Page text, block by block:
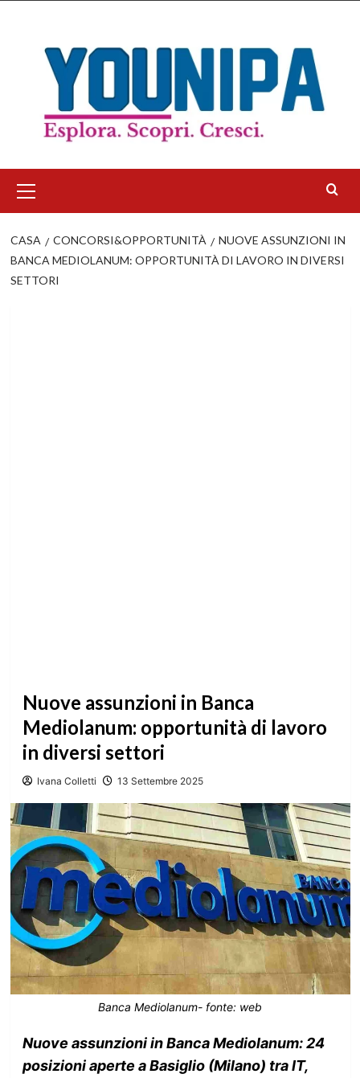
contenuto
principale
CASA CONCORSI&OPPORTUNITÀ
NUOVE ASSUNZIONI IN
BANCA MEDIOLANUM: OPPORTUNITÀ DI LAVORO IN DIVERSI
SETTORI
Nuove assunzioni in Banca
Mediolanum: opportunità di lavoro
in diversi settori
Ivana Colletti 13 Settembre 2025
Banca Mediolanum- fonte: web
Nuove assunzioni in Banca Mediolanum: 24
posizioni aperte a Basiglio (Milano) tra IT,